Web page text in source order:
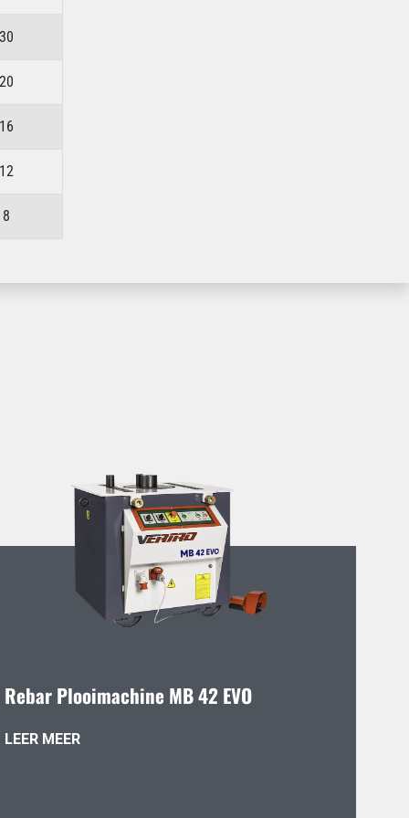
Rebar Plooimachine MB 42 EVO
LEER MEER